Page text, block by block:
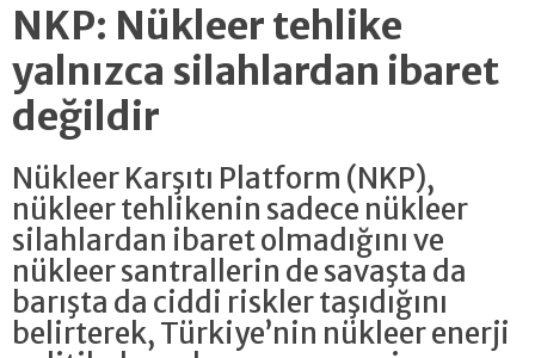
NKP: Nükleer tehlike
yalnızca silahlardan ibaret
değildir
Nükleer Karşıtı Platform (NKP),
nükleer tehlikenin sadece nükleer
silahlardan ibaret olmadığını ve
nükleer santrallerin de savaşta da
barışta da ciddi riskler taşıdığını
belirterek, Türkiye’nin nükleer enerji